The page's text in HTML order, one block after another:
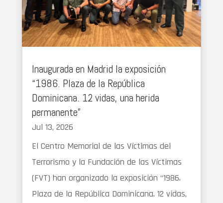
Inaugurada en Madrid la exposición
“1986. Plaza de la República
Dominicana. 12 vidas, una herida
permanente”
Jul 13, 2026
El Centro Memorial de las Víctimas del
Terrorismo y la Fundación de las Víctimas
(FVT) han organizado la exposición “1986.
Plaza de la República Dominicana. 12 vidas,